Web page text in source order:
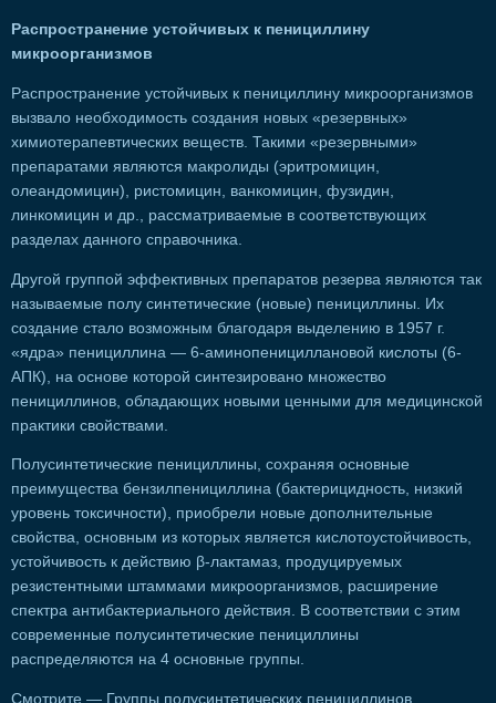
Распространение устойчивых к пенициллину
микроорганизмов
Распространение устойчивых к пенициллину микроорганизмов
вызвало необходимость создания новых «резервных»
химиотерапевтических веществ. Такими «резервными»
препаратами являются макролиды (эритромицин,
олеандомицин), ристомицин, ванкомицин, фузидин,
линкомицин и др., рассматриваемые в соответствующих
разделах данного справочника.
Другой группой эффективных препаратов резерва являются так
называемые полу синтетические (новые) пенициллины. Их
создание стало возможным благодаря выделению в 1957 г.
«ядра» пенициллина — 6-аминопенициллановой кислоты (6-
АПК), на основе которой синтезировано множество
пенициллинов, обладающих новыми ценными для медицинской
практики свойствами.
Полусинтетические пенициллины, сохраняя основные
преимущества бензилпенициллина (бактерицидность, низкий
уровень токсичности), приобрели новые дополнительные
свойства, основным из которых является кислотоустойчивость,
устойчивость к действию β-лактамаз, продуцируемых
резистентными штаммами микроорганизмов, расширение
спектра антибактериального действия. В соответствии с этим
современные полусинтетические пенициллины
распределяются на 4 основные группы.
Смотрите — Группы полусинтетических пенициллинов